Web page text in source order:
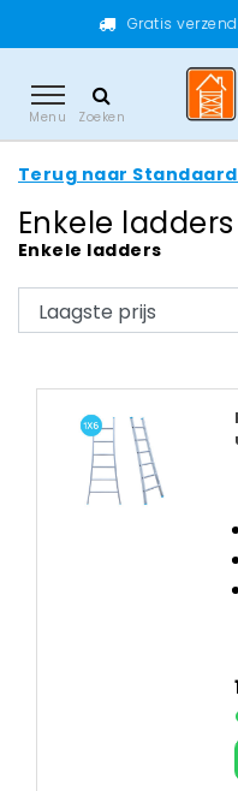
Gratis
Menu Zoeken
Terug naar
Enkele ladders
Enkele ladders